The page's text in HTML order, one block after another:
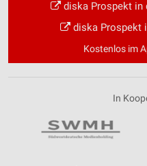
diska Prospekt in
diska Prospekt
Kostenlos im
In